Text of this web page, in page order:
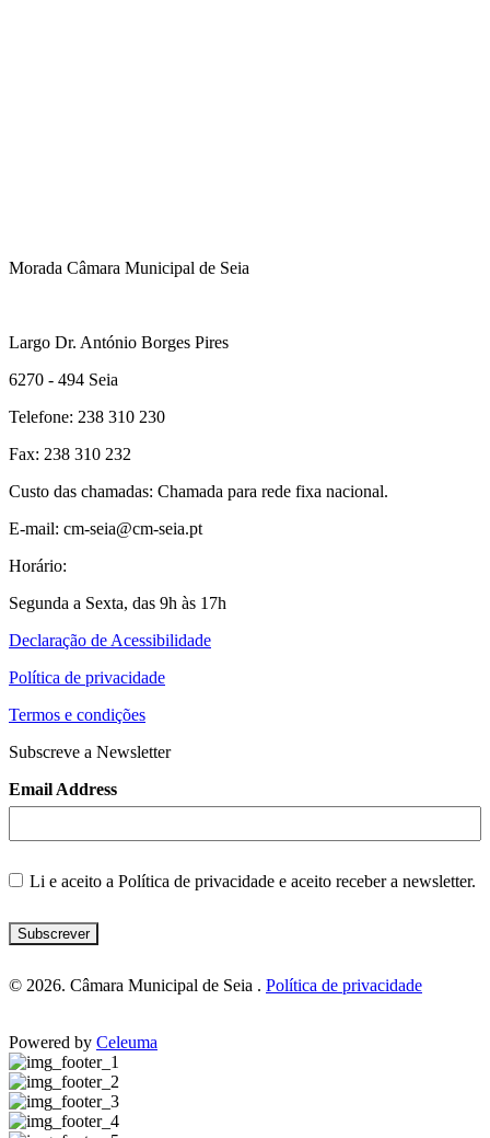
Morada Câmara Municipal de Seia
Largo Dr. António Borges Pires
6270 - 494 Seia
Telefone: 238 310 230
Fax: 238 310 232
Custo das chamadas: Chamada para rede fixa nacional.
E-mail: cm-seia@cm-seia.pt
Horário:
Segunda a Sexta, das 9h às 17h
Declaração de Acessibilidade
Política de privacidade
Termos e condições
Subscreve a Newsletter
Email Address
Li e aceito a Política de privacidade e aceito receber a newsletter.
Subscrever
© 2026. Câmara Municipal de Seia . Política de privacidade
Powered by Celeuma